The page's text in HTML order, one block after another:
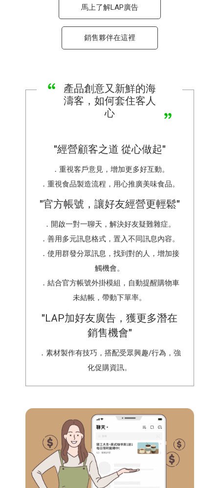
馬上了解LAP廣告
銷售夥伴在這裡
產品創意又新鮮的海
濤客，如何套住客人
心
"經營顧客之道 從心做起"
．重視客戶意見，增加更多好互動。
．重視食品製造流程，用心推廣美味食品。
"官方帳號，讓好友經營更輕鬆"
．開啟一對一聊天，解決好友疑難雜症。
．善用多元訊息格式，置入不同訊息內容。
．使用群發分眾訊息，找到對的人，增加接
觸機會。
．結合官方帳號外掛模組，自動提醒購物車
未結帳，帶動下單率。
"LAP加好友廣告，獲更多潛在
銷售機會"
．素材製作有技巧，搭配受眾興趣/行為，強
化促購資訊。